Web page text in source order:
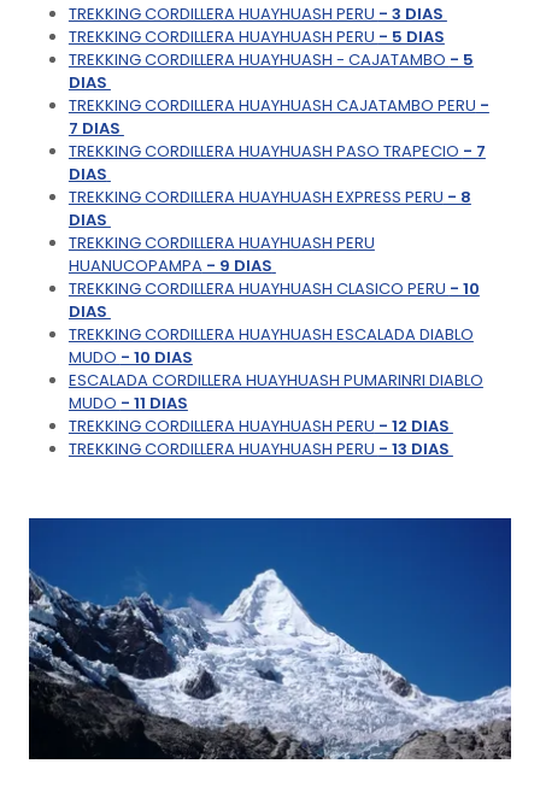
TREKKING CORDILLERA HUAYHUASH PERU - 3 DIAS
TREKKING CORDILLERA HUAYHUASH PERU - 5 DIAS
TREKKING CORDILLERA HUAYHUASH - CAJATAMBO - 5
DIAS
TREKKING CORDILLERA HUAYHUASH CAJATAMBO PERU -
7 DIAS
TREKKING CORDILLERA HUAYHUASH PASO TRAPECIO - 7
DIAS
TREKKING CORDILLERA HUAYHUASH EXPRESS PERU - 8
DIAS
TREKKING CORDILLERA HUAYHUASH PERU
HUANUCOPAMPA- 9 DIAS
TREKKING CORDILLERA HUAYHUASH CLASICO PERU - 10
DIAS
TREKKING CORDILLERA HUAYHUASH ESCALADA DIABLO
MUDO - 10 DIAS
ESCALADA CORDILLERA HUAYHUASH PUMARINRI DIABLO
MUDO - 11 DIAS
TREKKING CORDILLERA HUAYHUASH PERU - 12 DIAS
TREKKING CORDILLERA HUAYHUASH PERU - 13 DIAS